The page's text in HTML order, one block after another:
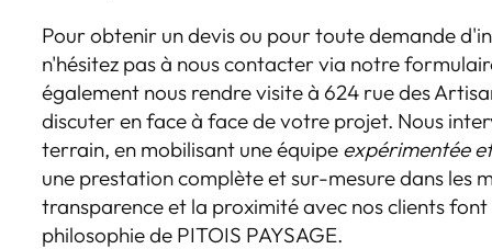
Pour obtenir un devis ou pour toute demande
n'hésitez pas à nous contacter via notre
également nous rendre visite à 624 rue des
discuter en face à face de votre projet. Nous
terrain, en mobilisant une équipe expérimentée
une prestation complète et sur-mesure dans les
transparence et la proximité avec nos clients
philosophie de PITOIS PAYSAGE.